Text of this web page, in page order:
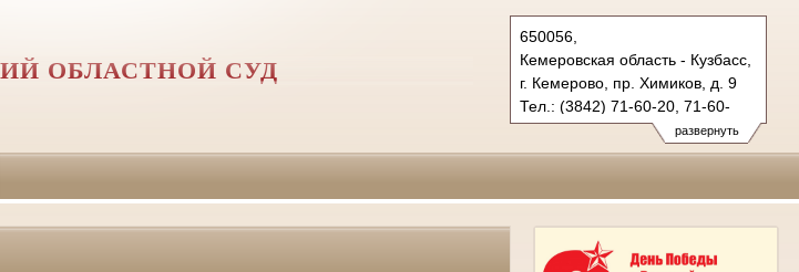
развернуть
650056,
Кемеровская область - Кузбасс,
г. Кемерово, пр. Химиков, д. 9
Тел.: (3842) 71-60-20, 71-60-
22 (т/ф.)
oblsud.kmr@sudrf.ru
ОБЛАСТНОЙ СУД